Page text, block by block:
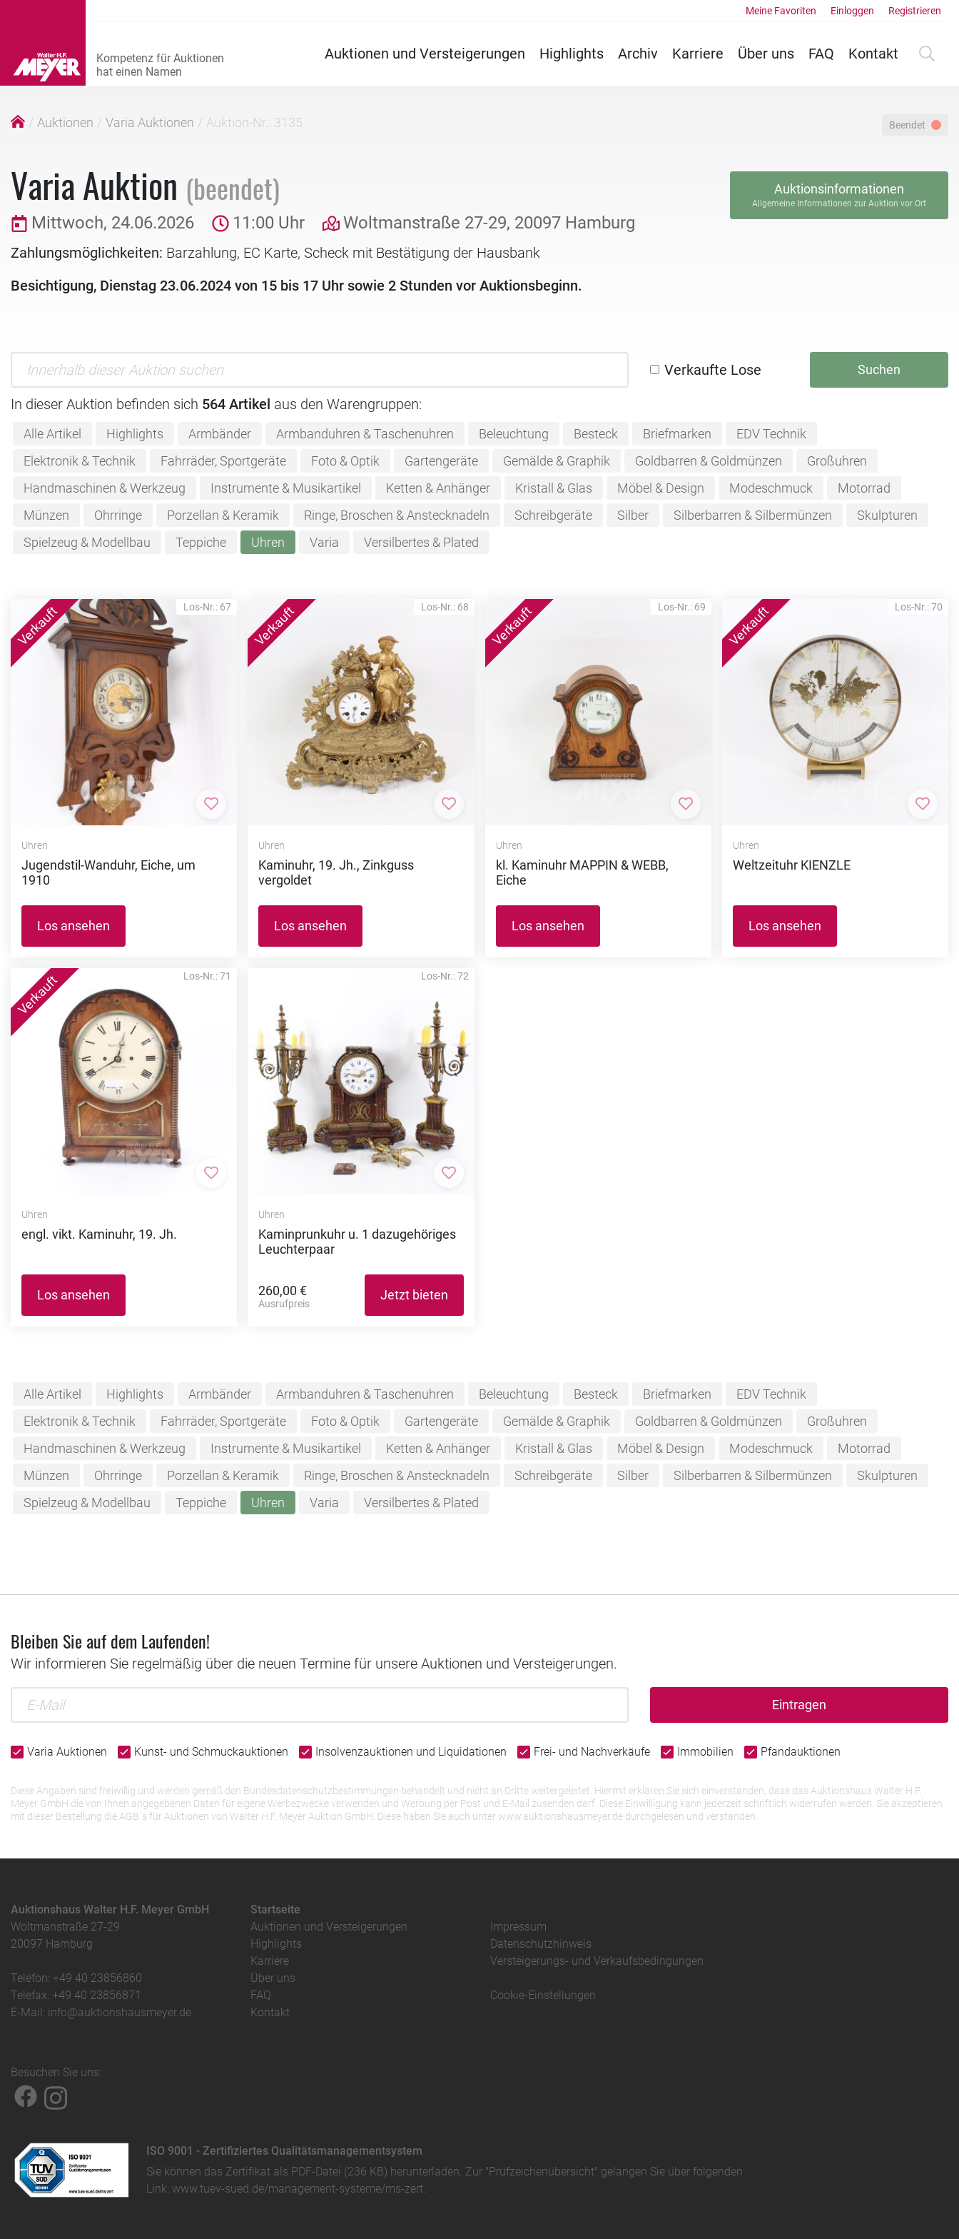
Auktionen und Versteigerungen Highlights Archiv Karriere Über uns FAQ Kontakt
Meine Favoriten Einloggen Registrieren
Auktionen Varia Auktionen Auktion-Nr.: 3135 Beendet
Varia Auktion (beendet)
Mittwoch, 24.06.2026 11:00 Uhr Woltmanstraße 27-29, 20097 Hamburg
Zahlungsmöglichkeiten: Barzahlung, EC Karte, Scheck mit Bestätigung der Hausbank
Besichtigung, Dienstag 23.06.2024 von 15 bis 17 Uhr sowie 2 Stunden vor Auktionsbeginn.
Auktionsinformationen
Allgemeine Informationen zur Auktion vor Ort
Verkaufte Lose Suchen
In dieser Auktion befinden sich 564 Artikel aus den Warengruppen:
Alle Artikel Highlights Armbänder Armbanduhren & Taschenuhren Beleuchtung Besteck Briefmarken
EDV Technik
Elektronik & Technik
Fahrräder, Sportgeräte Foto & Optik Gartengeräte Gemälde & Graphik Goldbarren & Goldmünzen
Großuhren
Handmaschinen & Werkzeug
Instrumente & Musikartikel Ketten & Anhänger Kristall & Glas Möbel & Design Modeschmuck
Motorrad
Münzen
Ohrringe Porzellan & Keramik Ringe, Broschen & Anstecknadeln Schreibgeräte Silber Silberbarren & Silbermünzen
Skulpturen
Spielzeug & Modellbau
Teppiche Uhren Varia Versilbertes & Plated
Los-Nr.: 67
Zur Merkliste hinzufügen
Uhren
Jugendstil-Wanduhr, Eiche, um
1910
Los ansehen
Los-Nr.: 68
Zur Merkliste hinzufügen
Uhren
Kaminuhr, 19. Jh., Zinkguss
vergoldet
Los ansehen
Los-Nr.: 69
Zur Merkliste hinzufügen
Uhren
kl. Kaminuhr MAPPIN & WEBB,
Eiche
Los ansehen
Los-Nr.: 70
Zur
Uhren
Weltzeituhr KIENZLE
Los ansehen
Los-Nr.: 71
Zur Merkliste hinzufügen
Uhren
engl. vikt. Kaminuhr, 19. Jh.
Los ansehen
Los-Nr.: 72
Zur Merkliste hinzufügen
Uhren
Kaminprunkuhr u. 1 dazugehöriges
Leuchterpaar
260,00 €
Ausrufpreis
Jetzt bieten
Alle Artikel Highlights Armbänder Armbanduhren & Taschenuhren Beleuchtung Besteck Briefmarken
EDV Technik
Elektronik & Technik
Fahrräder, Sportgeräte Foto & Optik Gartengeräte Gemälde & Graphik Goldbarren & Goldmünzen
Großuhren
Handmaschinen & Werkzeug
Instrumente & Musikartikel Ketten & Anhänger Kristall & Glas Möbel & Design Modeschmuck
Motorrad
Münzen
Ohrringe Porzellan & Keramik Ringe, Broschen & Anstecknadeln Schreibgeräte Silber Silberbarren & Silbermünzen
Skulpturen
Spielzeug & Modellbau
Teppiche Uhren Varia Versilbertes & Plated
Bleiben Sie auf dem Laufenden!
Wir informieren Sie regelmäßig über die neuen Termine für unsere Auktionen und Versteigerungen.
Eintragen
Varia Auktionen Kunst- und Schmuckauktionen Insolvenzauktionen und Liquidationen Frei- und Nachverkäufe Immobilien Pfandauktionen
Diese Angaben sind freiwillig und werden gemäß den Bundesdatenschutzbestimmungen behandelt und nicht an Dritte weitergeleitet. Hiermit erklären Sie sich einverstanden, dass das Auktionshaus Walter H.F.
Meyer GmbH die von Ihnen angegebenen Daten für eigene Werbezwecke verwenden und Werbung per Post und E-Mail zusenden darf. Diese Einwilligung kann jederzeit schriftlich widerrufen werden. Sie akzeptieren
mit dieser Bestellung die AGB`s für Auktionen von Walter H.F. Meyer Auktion GmbH. Diese haben Sie auch unter www.auktionshausmeyer.de durchgelesen und verstanden.
Auktionshaus Walter H.F. Meyer GmbH
Woltmanstraße 27-29
20097 Hamburg
Telefon: +49 40 23856860
Telefax: +49 40 23856871
E-Mail: info@auktionshausmeyer.de
Startseite
Auktionen und Versteigerungen
Highlights
Karriere
Über uns
FAQ
Kontakt
Impressum
Datenschutzhinweis
Versteigerungs- und Verkaufsbedingungen
Cookie-Einstellungen
Besuchen Sie uns:
ISO 9001 - Zertifiziertes Qualitätsmanagementsystem
Sie können das Zertifikat als PDF-Datei (236 KB) herunterladen. Zur "Prüfzeichenübersicht" gelangen Sie über folgenden
Link: www.tuev-sued.de/management-systeme/ms-zert.